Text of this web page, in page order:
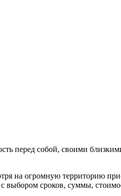
перед собой, своими
на огромную территорию
выбором сроков, суммы,